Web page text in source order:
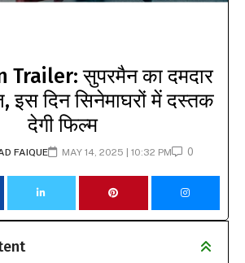
Trailer: सुपरमैन का दमदार
इस दिन सिनेमाघरों में दस्तक
देगी फिल्म
FAIQUE MAY 14, 2025 | 10:32 PM 0